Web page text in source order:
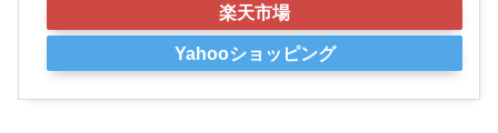
楽天市場
Yahooショッピング